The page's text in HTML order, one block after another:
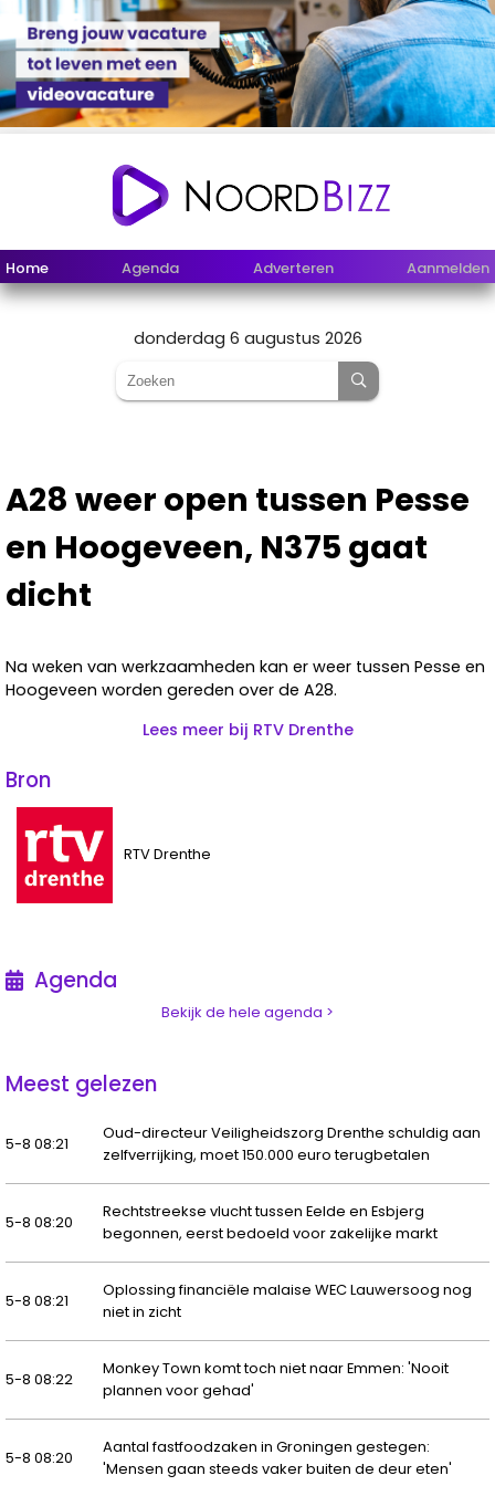
Home Agenda Adverteren Aanmelden
donderdag 6 augustus 2026
A28 weer open tussen Pesse
en Hoogeveen, N375 gaat
dicht
Na weken van werkzaamheden kan er weer tussen Pesse en
Hoogeveen worden gereden over de A28.
Lees meer bij RTV Drenthe
Bron
RTV Drenthe
Agenda
Bekijk de hele agenda >
Meest gelezen
5-8 08:21
Oud-directeur Veiligheidszorg Drenthe schuldig aan
zelfverrijking, moet 150.000 euro terugbetalen
5-8 08:20
Rechtstreekse vlucht tussen Eelde en Esbjerg
begonnen, eerst bedoeld voor zakelijke markt
5-8 08:21
Oplossing financiële malaise WEC Lauwersoog nog
niet in zicht
5-8 08:22
Monkey Town komt toch niet naar Emmen: 'Nooit
plannen voor gehad'
5-8 08:20
Aantal fastfoodzaken in Groningen gestegen:
'Mensen gaan steeds vaker buiten de deur eten'